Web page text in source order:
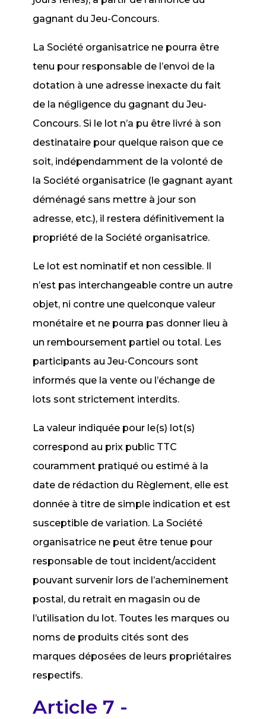
gagnant du Jeu-Concours.
La Société organisatrice ne pourra être
tenu pour responsable de l’envoi de la
dotation à une adresse inexacte du fait
de la négligence du gagnant du Jeu-
Concours. Si le lot n’a pu être livré à son
destinataire pour quelque raison que ce
soit, indépendamment de la volonté de
la Société organisatrice (le gagnant ayant
déménagé sans mettre à jour son
adresse, etc.), il restera définitivement la
propriété de la Société organisatrice.
Le lot est nominatif et non cessible. Il
n’est pas interchangeable contre un autre
objet, ni contre une quelconque valeur
monétaire et ne pourra pas donner lieu à
un remboursement partiel ou total. Les
participants au Jeu-Concours sont
informés que la vente ou l’échange de
lots sont strictement interdits.
La valeur indiquée pour le(s) lot(s)
correspond au prix public TTC
couramment pratiqué ou estimé à la
date de rédaction du Règlement, elle est
donnée à titre de simple indication et est
susceptible de variation. La Société
organisatrice ne peut être tenue pour
responsable de tout incident/accident
pouvant survenir lors de l’acheminement
postal, du retrait en magasin ou de
l’utilisation du lot. Toutes les marques ou
noms de produits cités sont des
marques déposées de leurs propriétaires
respectifs.
Article 7 -